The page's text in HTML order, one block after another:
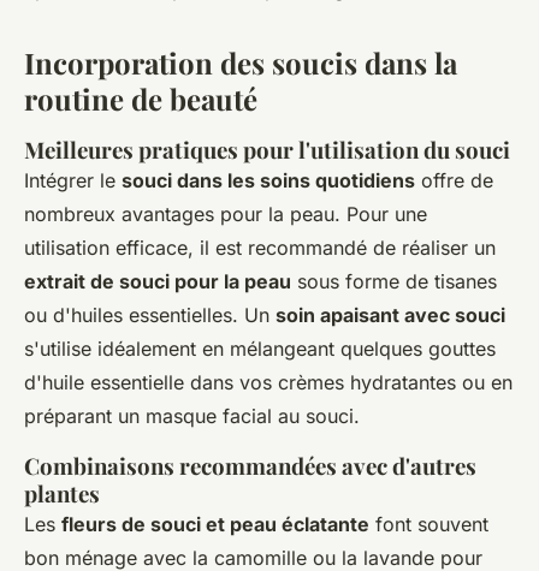
Incorporation des soucis dans la
routine de beauté
Meilleures pratiques pour l'utilisation du souci
Intégrer le souci dans les soins quotidiens offre de
nombreux avantages pour la peau. Pour une
utilisation efficace, il est recommandé de réaliser un
extrait de souci pour la peau sous forme de tisanes
ou d'huiles essentielles. Un soin apaisant avec souci
s'utilise idéalement en mélangeant quelques gouttes
d'huile essentielle dans vos crèmes hydratantes ou en
préparant un masque facial au souci.
Combinaisons recommandées avec d'autres
plantes
Les fleurs de souci et peau éclatante font souvent
bon ménage avec la camomille ou la lavande pour